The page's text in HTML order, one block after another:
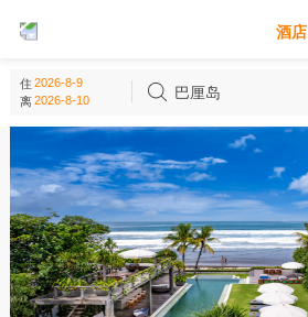
酒店
住
离
巴厘岛
巴厘岛 - 印度尼西亚